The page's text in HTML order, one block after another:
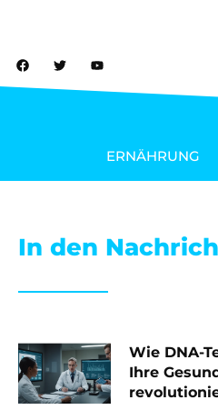
ERNÄHRUNG
In den
Wie DNA-
Ihre